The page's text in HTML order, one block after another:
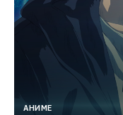
АНИМЕ